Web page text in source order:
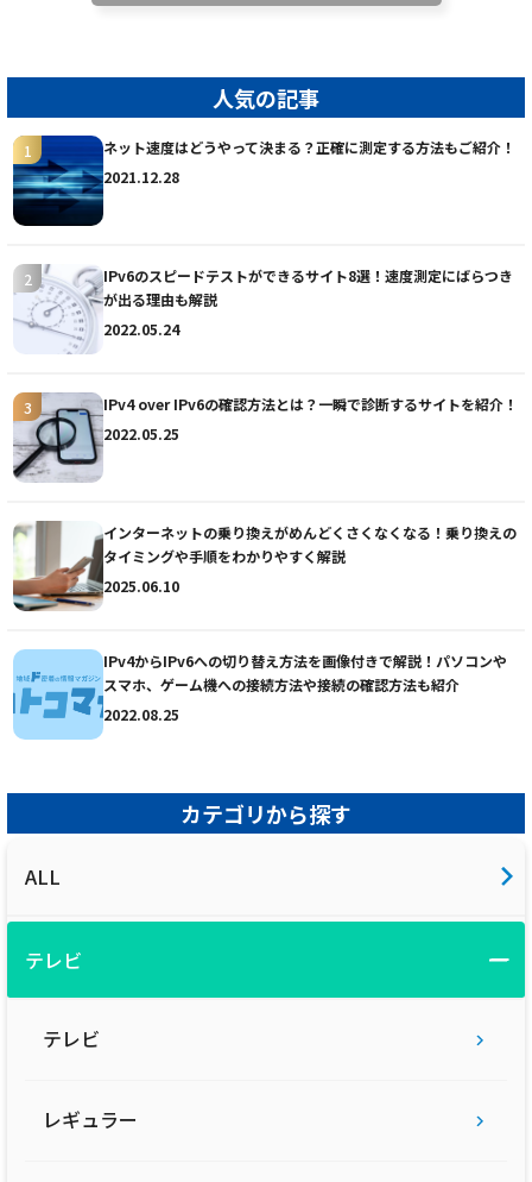
人気の記事
ネット速度はどうやって決まる？正確に測定する方法もご紹介！
2021.12.28
IPv6のスピードテストができるサイト8選！速度測定にばらつき
が出る理由も解説
2022.05.24
IPv4 over IPv6の確認方法とは？一瞬で診断するサイトを紹介！
2022.05.25
インターネットの乗り換えがめんどくさくなくなる！乗り換えの
タイミングや手順をわかりやすく解説
2025.06.10
IPv4からIPv6への切り替え方法を画像付きで解説！パソコンや
スマホ、ゲーム機への接続方法や接続の確認方法も紹介
2022.08.25
カテゴリから探す
ALL
テレビ
テレビ
レギュラー